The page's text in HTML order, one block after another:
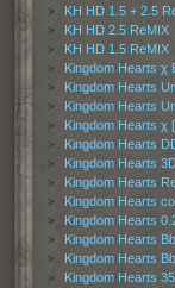
KH HD 1.5 + 2.5
KH HD 2.5 ReMIX
KH HD 1.5 ReMIX
Kingdom Hearts χ
Kingdom Hearts
Kingdom Hearts
Kingdom Hearts χ
Kingdom Hearts
Kingdom Hearts
Kingdom Hearts
Kingdom Hearts
Kingdom Hearts
Kingdom Hearts
Kingdom Hearts
Kingdom Hearts